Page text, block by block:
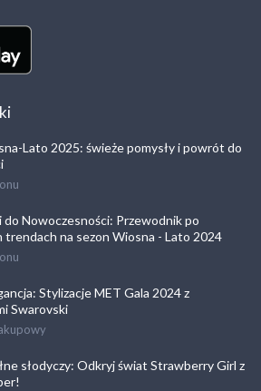
Lato 2025: świeże pomysły i powrót do
do Nowoczesności: Przewodnik po
trendach na sezon Wiosna - Lato 2024
Stylizacje MET Gala 2024 z
Swarovski
słodyczy: Odkryj świat Strawberry Girl z